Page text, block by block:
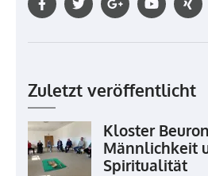
Zuletzt veröffentlicht
Kloster
Männlichkeit
Spiritualität